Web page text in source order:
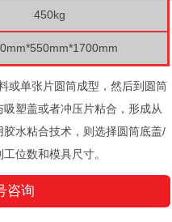
450kg
或单张片圆筒成型，然后到圆筒
塑盖或者冲压片粘合，形成从
水粘合技术，则选择圆筒底盖/
位数和模具尺寸。
咨询